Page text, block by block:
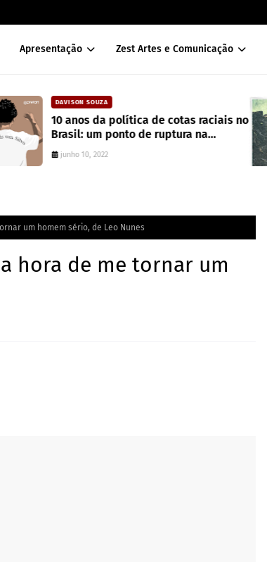
Apresentação Zest Artes e Comunicação
DAVISON SOUZA
10 anos da política de cotas raciais no
Brasil: um ponto de ruptura na
colonialidade
junho 10, 2022
um homem sério, de Leo Nunes
hora de me tornar um